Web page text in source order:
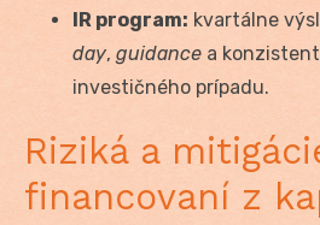
IR program: kvartálne
day, guidance a
investičného prípadu.
Riziká a
financovaní z